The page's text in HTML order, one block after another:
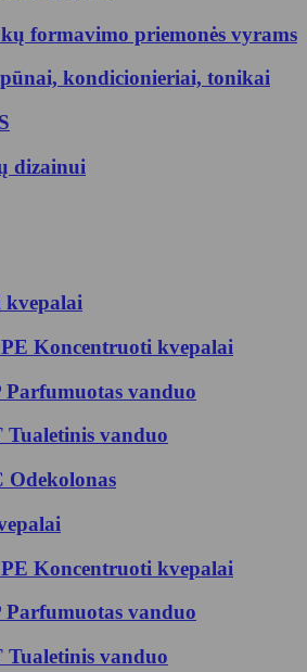
formavimo priemonės vyrams
kondicionieriai, tonikai
dizainui
kvepalai
Koncentruoti kvepalai
Parfumuotas vanduo
Tualetinis vanduo
Odekolonas
Koncentruoti kvepalai
Parfumuotas vanduo
Tualetinis vanduo